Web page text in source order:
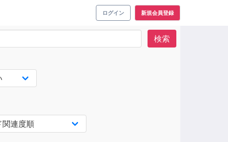
ログイン 新規会員登録
検索